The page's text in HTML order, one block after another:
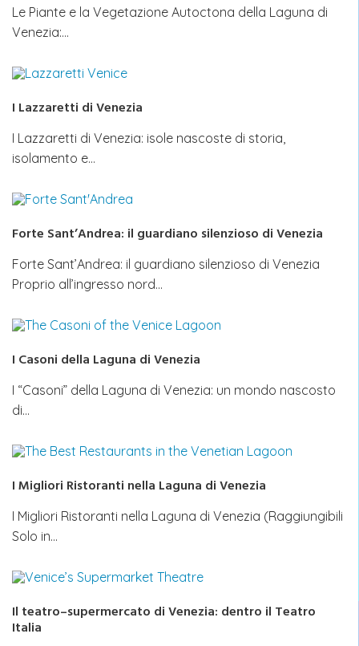
Le Piante e la Vegetazione Autoctona della Laguna di
Venezia:…
I Lazzaretti di Venezia
I Lazzaretti di Venezia: isole nascoste di storia,
isolamento e…
Forte Sant’Andrea: il guardiano silenzioso di Venezia
Forte Sant’Andrea: il guardiano silenzioso di Venezia
Proprio all’ingresso nord…
I Casoni della Laguna di Venezia
I “Casoni” della Laguna di Venezia: un mondo nascosto
di…
I Migliori Ristoranti nella Laguna di Venezia
I Migliori Ristoranti nella Laguna di Venezia (Raggiungibili
Solo in…
Il teatro–supermercato di Venezia: dentro il Teatro
Italia